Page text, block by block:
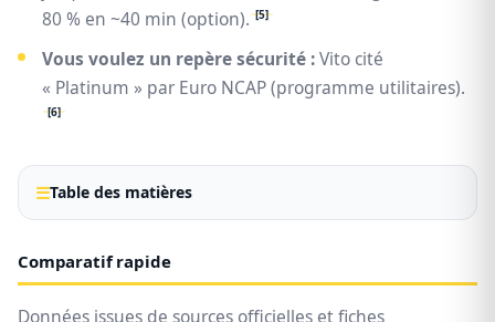
80 % en ~40 min (option). [5]
Vous voulez un repère sécurité :Vito cité
« Platinum » par Euro NCAP (programme utilitaires).
[6]
Table des matières
Comparatif rapide
Données issues de sources officielles et fiches